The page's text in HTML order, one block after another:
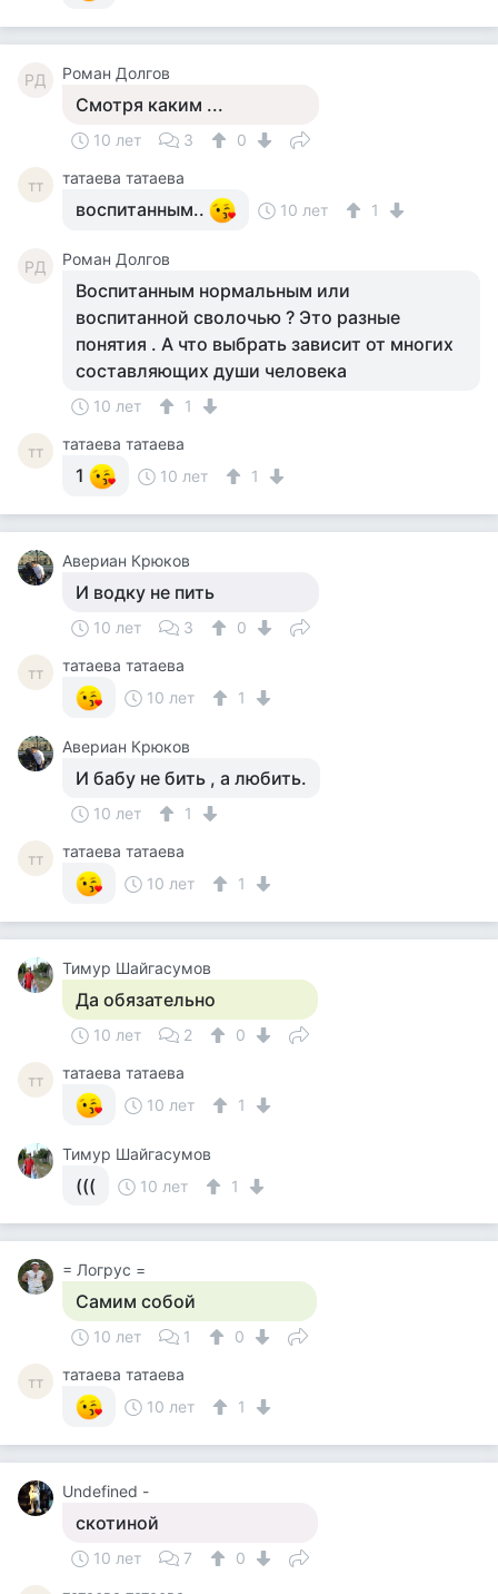
РД Роман Долгов
Смотря каким ...
10 лет 3 0
тт татаева татаева
воспитанным.. 10 лет 1
РД Роман Долгов
Воспитанным нормальным или
воспитанной сволочью ? Это разные
понятия . А что выбрать зависит от многих
составляющих души человека
10 лет 1
тт татаева татаева
1 10 лет 1
Авериан Крюков
И водку не пить
10 лет 3 0
тт
татаева татаева
10 лет
1
Авериан Крюков
И бабу не бить , а любить.
10 лет 1
тт
татаева татаева
10 лет
1
Тимур Шайгасумов
Да обязательно
10 лет 2 0
тт
татаева татаева
10 лет
1
Тимур Шайгасумов
((( 10 лет 1
= Логрус =
Самим собой
10 лет 1 0
тт
татаева татаева
10 лет
1
Undefined -
скотиной
10 лет 7
0